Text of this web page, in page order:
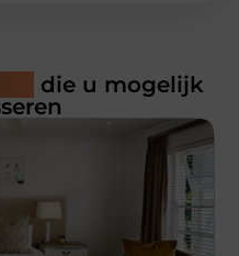
die u mogelijk